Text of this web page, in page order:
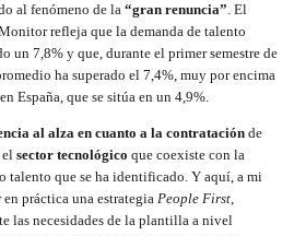
al fenómeno de la “gran renuncia”. El
refleja que la demanda de talento
un 7,8% y que, durante el primer semestre de
ha superado el 7,4%, muy por encima
España, que se sitúa en un 4,9%.
al alza en cuanto a la contrataciónde
el sector tecnológico que coexiste con la
talento que se ha identificado. Y aquí, a mi
práctica una estrategia People First,
las necesidades de la plantilla a nivel